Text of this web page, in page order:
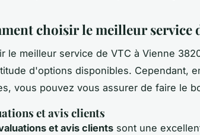
choisir le meilleur service
le meilleur service de VTC à Vienne
d'options disponibles. Cependant,
vous pouvez vous assurer de faire le
et avis clients
et avis clients sont une